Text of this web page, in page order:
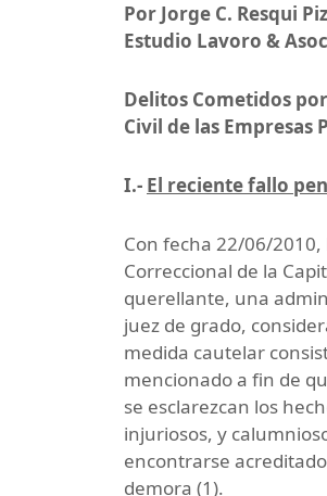
Por Jorge C. Resqui
Estudio Lavoro &
Delitos Cometidos
Civil de las Empresas
I.- El reciente fallo
Con fecha 22/06/
Correccional de la
querellante, una
juez de grado,
medida cautelar
mencionado a fin de
se esclarezcan los
injuriosos, y
encontrarse
demora (1).